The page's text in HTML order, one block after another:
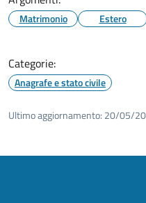
Matrimonio Estero
Categorie:
Anagrafe e stato civile
Ultimo aggiornamento: 20/05/